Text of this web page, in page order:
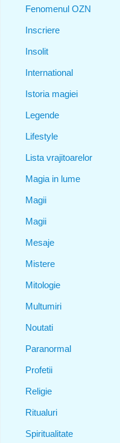
Fenomenul OZN
Inscriere
Insolit
International
Istoria magiei
Legende
Lifestyle
Lista vrajitoarelor
Magia in lume
Magii
Magii
Mesaje
Mistere
Mitologie
Multumiri
Noutati
Paranormal
Profetii
Religie
Ritualuri
Spiritualitate